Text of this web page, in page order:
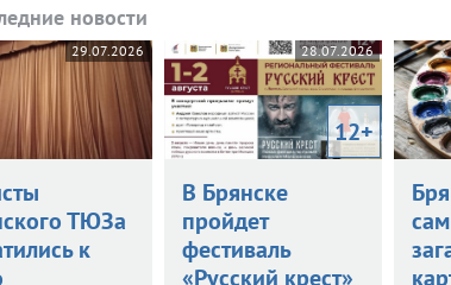
новости
29.07.2026
ТЮЗа
к
28.07.2026
12+
В Брянске
пройдет
фестиваль
«Русский крест»